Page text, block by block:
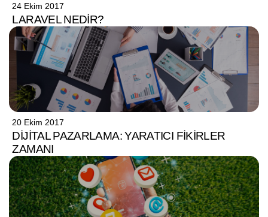
24 Ekim 2017
LARAVEL NEDIR?
20 Ekim 2017
DIJITAL PAZARLAMA: YARATICI FIKIRLER
ZAMANI